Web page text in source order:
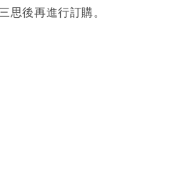
思後再進行訂購。